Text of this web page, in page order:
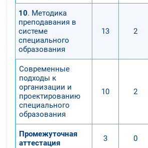
10. Методика
преподавания в
системе
специального
образования
13 2
Современные
подходы к
организации и
проектированию
специального
образования
10 2
Промежуточная
аттестация
3 0